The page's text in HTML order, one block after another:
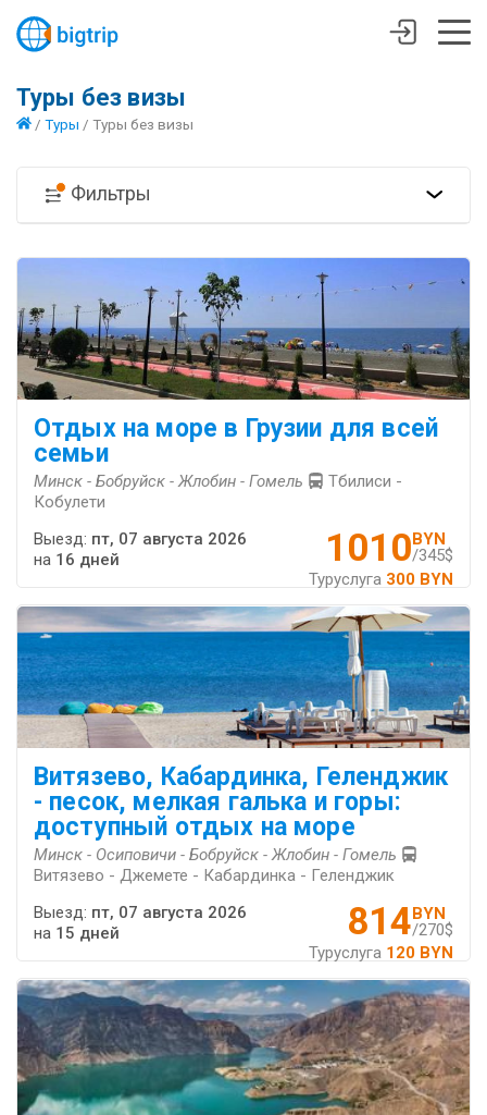
Туры без визы
/ Туры / Туры без визы
Фильтры
Отдых на море в Грузии для всей
семьи
Минск - Бобруйск - Жлобин - Гомель
Тбилиси -
Кобулети
1010 BYN
/345$
Туруслуга 300 BYN
Выезд: пт, 07 августа 2026
на 16 дней
Витязево, Кабардинка, Геленджик
- песок, мелкая галька и горы:
доступный отдых на море
Минск - Осиповичи - Бобруйск - Жлобин - Гомель
Витязево - Джемете - Кабардинка - Геленджик
814BYN
/270$
Туруслуга 120 BYN
Выезд: пт, 07 августа 2026
на 15 дней